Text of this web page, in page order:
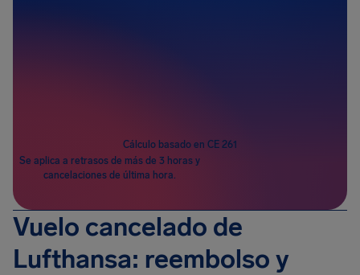
Cálculo basado en CE 261
Se aplica a retrasos de más de 3 horas y
cancelaciones de última hora.
Vuelo cancelado de
Lufthansa: reembolso y